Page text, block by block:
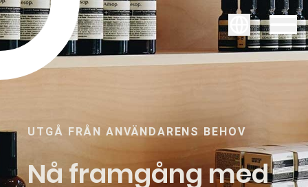
Svenska
UTGÅ FRÅN ANVÄNDARENS BEHOV
Nå framgång med